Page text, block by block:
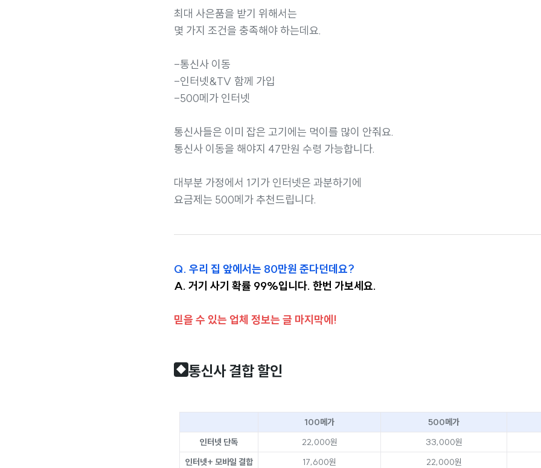
최대 사은품을 받기 위해서는
몇 가지 조건을 충족해야 하는데요.
-통신사 이동
-인터넷&TV 함께 가입
-500메가 인터넷
통신사들은 이미 잡은 고기에는 먹이를 많이 안줘요.
통신사 이동을 해야지 47만원 수령 가능합니다.
대부분 가정에서 1기가 인터넷은 과분하기에
요금제는 500메가 추천드립니다.
Q. 우리 집 앞에서는 80만원 준다던데요?
A. 거기 사기 확률 99%입니다. 한번 가보세요.
믿을 수 있는 업체 정보는 글 마지막에!
◆통신사 결합 할인
100메가 500메가
인터넷 단독
22,000원 33,000원
인터넷+ 모바일 결합
17,600원 22,000원